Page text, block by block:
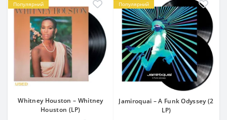
Популярний
Whitney Houston – Whitney
Houston (LP)
Популярний
Jamiroquai – A Funk Odyssey (2
LP)